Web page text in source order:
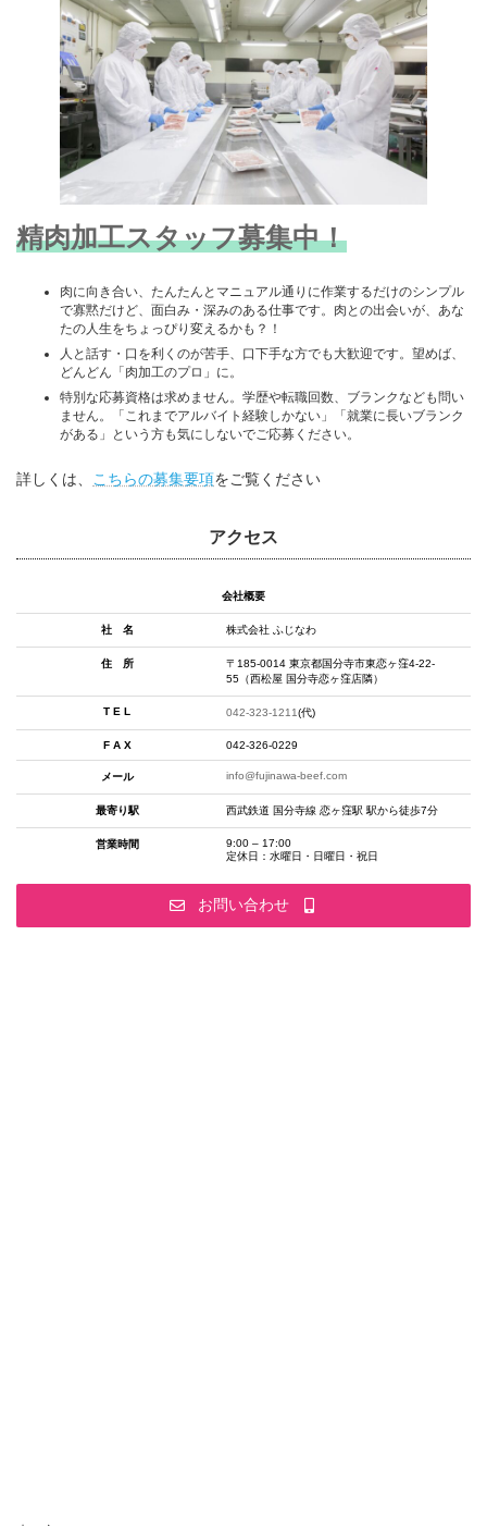
精肉加工スタッフ募集中！
肉に向き合い、たんたんとマニュアル通りに作業するだけのシンプル
で寡黙だけど、面白み・深みのある仕事です。肉との出会いが、あな
たの人生をちょっぴり変えるかも？！
人と話す・口を利くのが苦手、口下手な方でも大歓迎です。望めば、
どんどん「肉加工のプロ」に。
特別な応募資格は求めません。学歴や転職回数、ブランクなども問い
ません。「これまでアルバイト経験しかない」「就業に長いブランク
がある」という方も気にしないでご応募ください。
詳しくは、 こちらの募集要項をご覧ください
アクセス
会社概要
社 名 株式会社 ふじなわ
住 所
〒185-0014 東京都国分寺市東恋ヶ窪4-22-
55（西松屋 国分寺恋ヶ窪店隣）
T E L 042-323-1211(代)
F A X 042-326-0229
メール info@fujinawa-beef.com
最寄り駅 西武鉄道 国分寺線 恋ヶ窪駅 駅から徒歩7分
営業時間
9:00 – 17:00
定休日：水曜日・日曜日・祝日
お問い合わせ